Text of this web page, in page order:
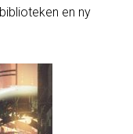
en ny